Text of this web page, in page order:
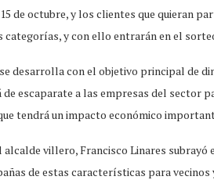
de octubre, y los clientes que quieran
categorías, y con ello entrarán en el
desarrolla con el objetivo principal de
de escaparate a las empresas del sector
tendrá un impacto económico
alcalde villero, Francisco Linares
de estas características para